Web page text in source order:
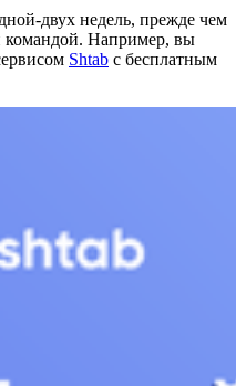
двух недель, прежде чем
командой. Например, вы
Shtab с бесплатным